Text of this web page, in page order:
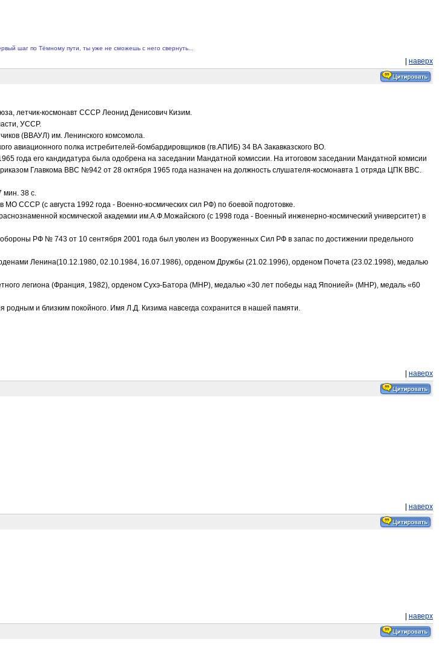
шаг по Тёмному пути, ты уже не сможешь с него свернуть...
наверх
летчик-космонавт СССР Леонид Денисович Кизим.
УССР.
(ВВАУЛ) им. Ленинского комсомола.
авиационного полка истребителей-бомбардировщиков (гв.АПИБ) 34 ВА Закавказского ВО.
года его кандидатура была одобрена на заседании Мандатной комиссии. На итоговом заседании Мандатной комисии
Главкома ВВС №942 от 28 октября 1965 года назначен на должность слушателя-космонавта 1 отряда ЦПК ВВС.
мин. 38 с.
СССР (с августа 1992 года - Военно-космических сил РФ) по боевой подготовке.
космической академии им.А.Ф.Можайского (с 1998 года - Военный инженерно-космический университет) в
РФ № 743 от 10 сентября 2001 года был уволен из Вооруженных Сил РФ в запас по достижении предельного
Ленина(10.12.1980, 02.10.1984, 16.07.1986), орденом Дружбы (21.02.1996), орденом Почета (23.02.1998), медалью
легиона (Франция, 1982), орденом Сухэ-Батора (МНР), медалью «30 лет победы над Японией» (МНР), медаль «60
родным и близким покойного. Имя Л.Д. Кизима навсегда сохранится в нашей памяти.
наверх
наверх
наверх